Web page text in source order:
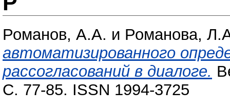
Романов, А.А. и Романова,
автоматизированного
рассогласований в диалоге.
С. 77-85. ISSN 1994-3725